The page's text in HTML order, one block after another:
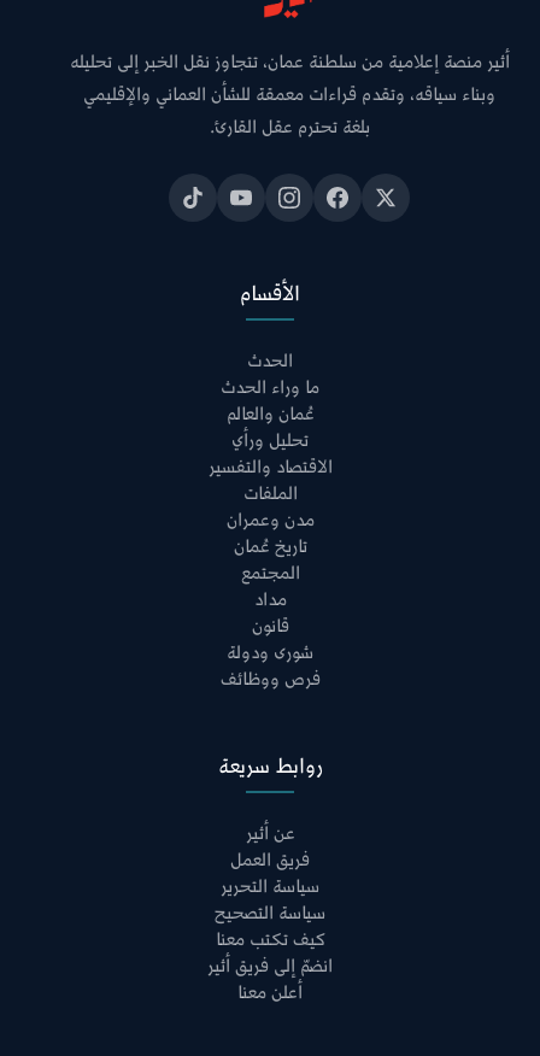
أثير منصة إعلامية من سلطنة عمان، تتجاوز نقل الخبر إلى تحليله
وبناء سياقه، وتقدم قراءات معمقة للشأن العماني والإقليمي
بلغة تحترم عقل القارئ.
الأقسام
الحدث
ما وراء الحدث
عُمان والعالم
تحليل ورأي
الاقتصاد والتفسير
الملفات
مدن وعمران
تاريخ عُمان
المجتمع
مداد
قانون
شورى ودولة
فرص ووظائف
روابط سريعة
عن أثير
فريق العمل
سياسة التحرير
سياسة التصحيح
كيف تكتب معنا
انضمّ إلى فريق أثير
أعلن معنا